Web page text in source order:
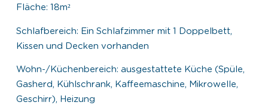
Fläche: 18m²
Schlafbereich: Ein Schlafzimmer mit 1 Doppelbett,
Kissen und Decken vorhanden
Wohn-/Küchenbereich: ausgestattete Küche (Spüle,
Gasherd, Kühlschrank, Kaffeemaschine, Mikrowelle,
Geschirr), Heizung